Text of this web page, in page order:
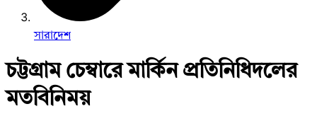
সারাদেশ
চট্টগ্রাম চেম্বারে মার্কিন প্রতিনিধিদলের
মতবিনিময়